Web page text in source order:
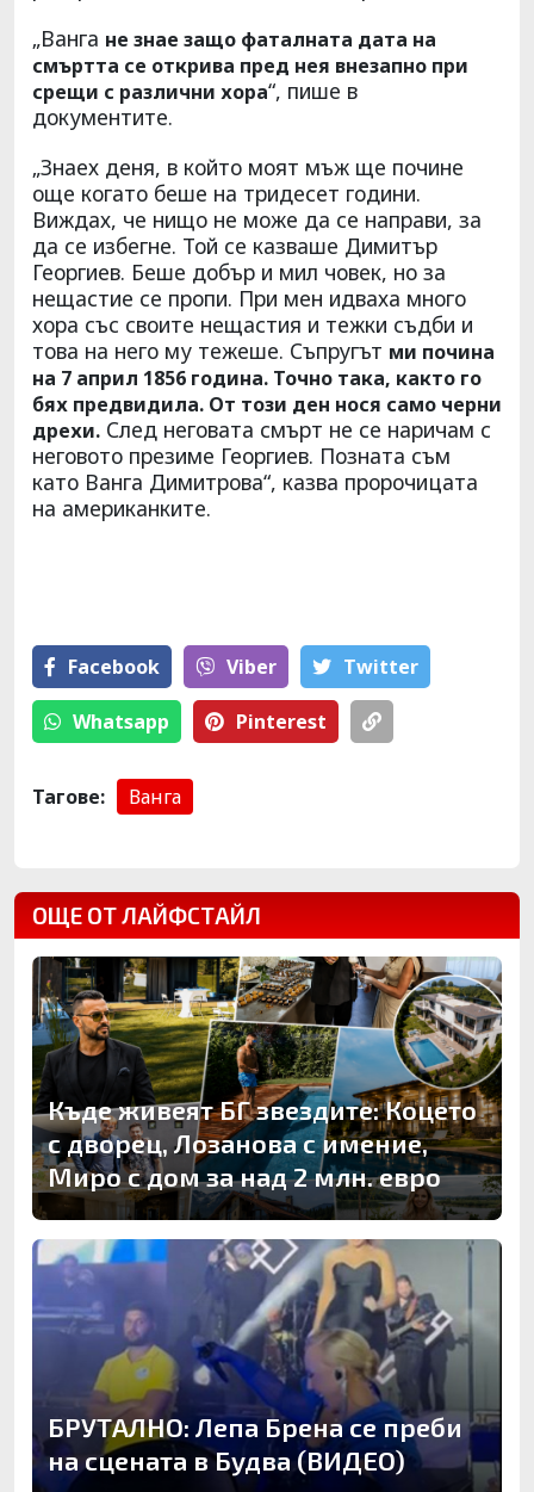
„Ванга не знае защо фаталната дата на
смъртта се открива пред нея внезапно при
срещи с различни хора“, пише в
документите.
„Знаех деня, в който моят мъж ще почине
още когато беше на тридесет години.
Виждах, че нищо не може да се направи, за
да се избегне. Той се казваше Димитър
Георгиев. Беше добър и мил човек, но за
нещастие се пропи. При мен идваха много
хора със своите нещастия и тежки съдби и
това на него му тежеше. Съпругът ми почина
на 7 април 1856 година. Точно така, както го
бях предвидила. От този ден нося само черни
дрехи. След неговата смърт не се наричам с
неговото презиме Георгиев. Позната съм
като Ванга Димитрова“, казва пророчицата
на американките.
Facebook Viber Тwitter
Whatsapp Pinterest
Тагове: Ванга
ОЩЕ ОТ ЛАЙФСТАЙЛ
Къде живеят БГ звездите: Коцето
с дворец, Лозанова с имение,
Миро с дом за над 2 млн. евро
БРУТАЛНО: Лепа Брена се преби
на сцената в Будва (ВИДЕО)